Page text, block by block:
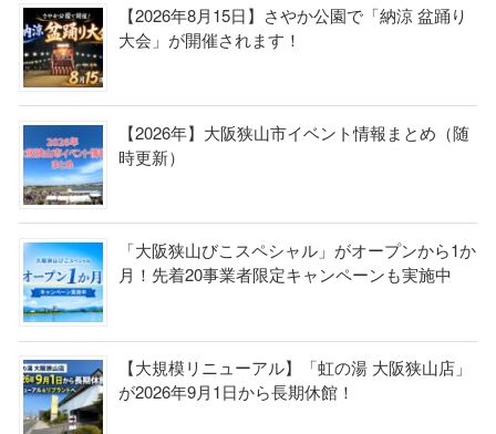
【2026年8月15日】さやか公園で「納涼 盆踊り
大会」が開催されます！
【2026年】大阪狭山市イベント情報まとめ（随
時更新）
「大阪狭山びこスペシャル」がオープンから1か
月！先着20事業者限定キャンペーンも実施中
【大規模リニューアル】「虹の湯 大阪狭山店」
が2026年9月1日から長期休館！